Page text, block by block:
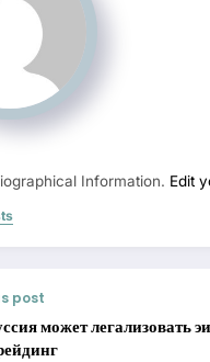
Information. Edit
post
может легализовать